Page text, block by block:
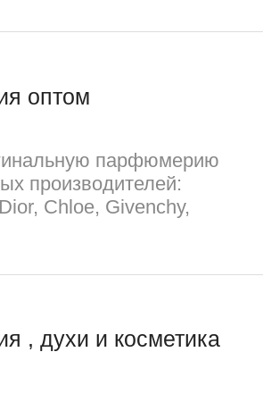
оптом
парфюмерию
производителей:
Chloe, Givenchy,
, духи и косметика